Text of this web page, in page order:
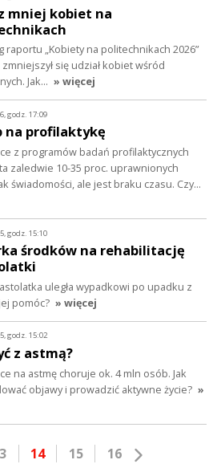
mniej kobiet na
raportu „Kobiety na politechnikach 2026”
się udział kobiet wśród
Jak… » więcej
godz. 17:09
na profilaktykę
z programów badań profilaktycznych
zaledwie 10-35 proc. uprawnionych
świadomości, ale jest braku czasu. Czy…
godz. 15:10
środków na rehabilitację
uległa wypadkowi po upadku z
pomóc? » więcej
godz. 15:02
z astmą?
na astmę choruje ok. 4 mln osób. Jak
objawy i prowadzić aktywne życie? »
14 15 16